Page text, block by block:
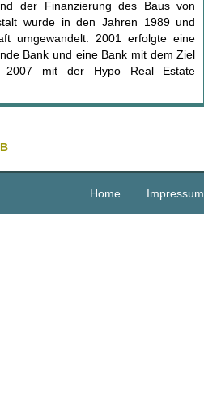
der Finanzierung des Baus von
wurde in den Jahren 1989 und
umgewandelt. 2001 erfolgte eine
Bank und eine Bank mit dem Ziel
2007 mit der Hypo Real Estate
Home Impressum